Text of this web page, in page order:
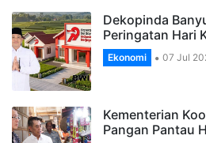
Dekopinda
Peringatan Hari
Ekonomi 07 Jul
Kementerian
Pangan Pantau